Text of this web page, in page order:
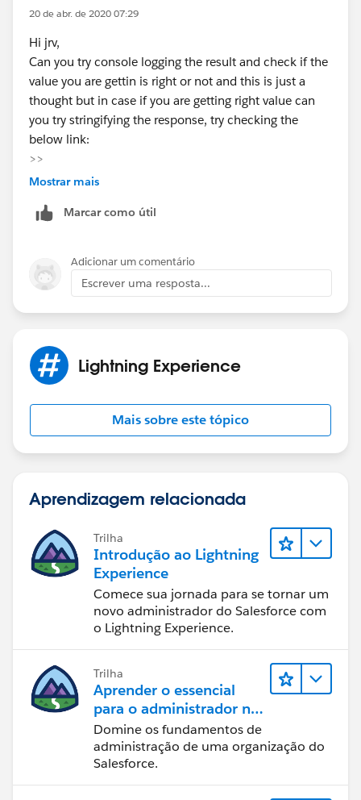
20 de abr. de 2020 07:29
Hi jrv,
Can you try console logging the result and check if the
value you are gettin is right or not and this is just a
thought but in case if you are getting right value can
you try stringifying the response, try checking the
below link:
>>
https://salesforce.stackexchange.com/questions/175
in case if this helps can you please choose this as the
Regards,
Anutej
Mostrar mais
Marcar como útil
Adicionar um comentário
Escrever uma resposta...
Lightning Experience
Mais sobre este tópico
Aprendizagem relacionada
Trilha
Introdução ao Lightning
Experience
Comece sua jornada para se tornar um
novo administrador do Salesforce com
o Lightning Experience.
Trilha
Aprender o essencial
para o administrador no
Lightning Experience
Domine os fundamentos de
administração de uma organização do
Salesforce.